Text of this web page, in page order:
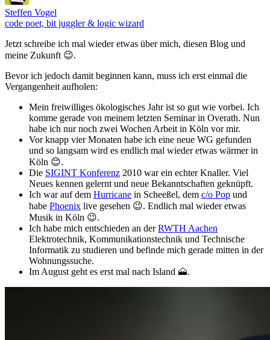
Steffen Vogel
code poet, bit juggler & logic wizard
Jetzt schreibe ich mal wieder etwas über mich, diesen Blog und
meine Zukunft 😉.
Bevor ich jedoch damit beginnen kann, muss ich erst einmal die
Vergangenheit aufholen:
Mein freiwilliges ökologisches Jahr ist so gut wie vorbei. Ich
komme gerade von meinem letzten Seminar in Overath. Nun
habe ich nur noch zwei Wochen Arbeit in Köln vor mir.
Vor knapp vier Monaten habe ich eine neue WG gefunden
und so langsam wird es endlich mal wieder etwas wärmer in
Köln 😊.
Die SIGINT Konferenz 2010 war ein echter Knaller. Viel
Neues kennen gelernt und neue Bekanntschaften geknüpft.
Ich war auf dem Hurricane in Scheeßel, dem c/o Pop und
habe Phoenix live gesehen 😉. Endlich mal wieder etwas
Musik in Köln 😉.
Ich habe mich entschieden an derRWTH Aachen
Elektrotechnik, Kommunikationstechnik und Technische
Informatik zu studieren und befinde mich gerade mitten in der
Wohnungssuche.
Im August geht es erst mal nach Island 🗻.